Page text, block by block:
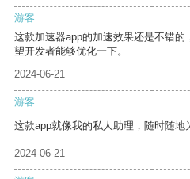
游客
这款加速器app的加速效果还是不错
望开发者能够优化一下。
2024-06-21
游客
这款app就像我的私人助理，随时随地
2024-06-21